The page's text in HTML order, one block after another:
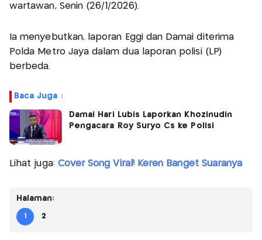
wartawan, Senin (26/1/2026).
Ia menyebutkan, laporan Eggi dan Damai diterima
Polda Metro Jaya dalam dua laporan polisi (LP)
berbeda.
Baca Juga :
Damai Hari Lubis Laporkan Khozinudin
Pengacara Roy Suryo Cs ke Polisi
Lihat juga: Cover Song Viral! Keren Banget Suaranya
Halaman:
1 2